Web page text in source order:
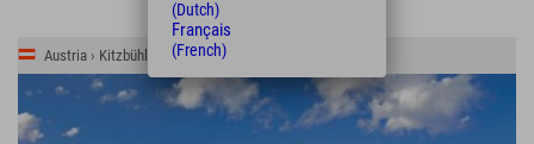
Austria › Kitzbühler Alpen › St. Johann
(Dutch)
Français
(French)